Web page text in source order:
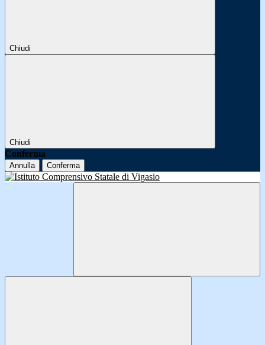
Chiudi
Chiudi
Conferma
Annulla Conferma